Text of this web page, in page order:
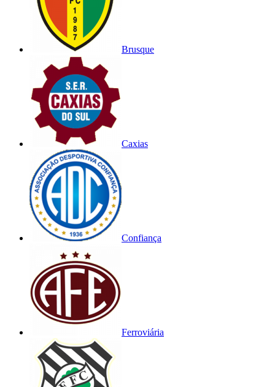
Brusque
Caxias
Confiança
Ferroviária